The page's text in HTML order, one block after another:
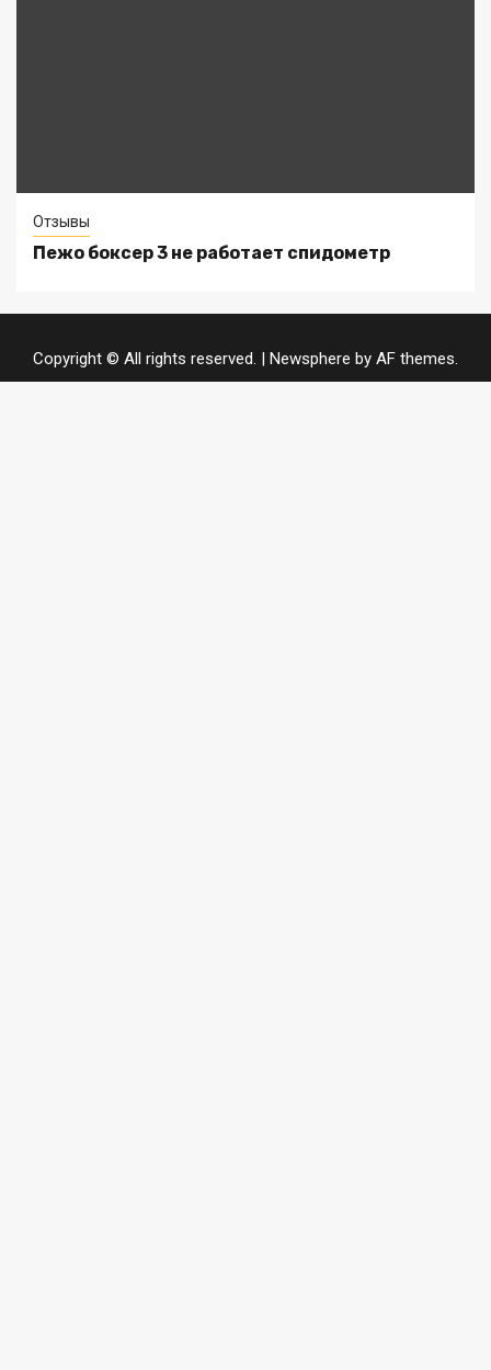
Отзывы
Пежо боксер 3 не работает спидометр
Copyright © All rights reserved. | Newsphere by AF themes.